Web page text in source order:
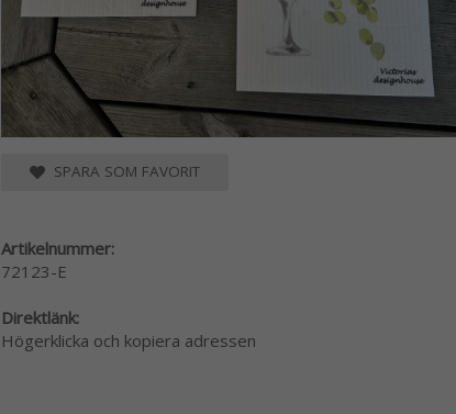
SPARA SOM FAVORIT
Artikelnummer:
72123-E
Direktlänk:
Högerklicka och kopiera adressen